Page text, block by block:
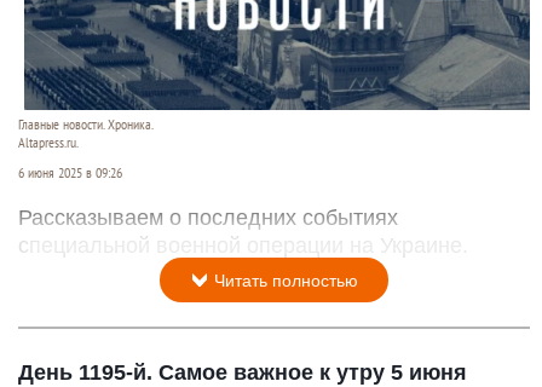
Главные новости. Хроника.
Altapress.ru.
6 июня 2025 в 09:26
Рассказываем о последних событиях
специальной военной операции на Украине.
Читать полностью
День 1195-й. Самое важное к утру 5 июня